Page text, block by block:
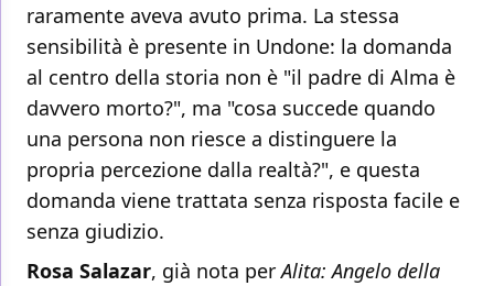
raramente aveva avuto prima. La stessa
sensibilità è presente in Undone: la domanda
al centro della storia non è "il padre di Alma è
davvero morto?", ma "cosa succede quando
una persona non riesce a distinguere la
propria percezione dalla realtà?", e questa
domanda viene trattata senza risposta facile e
senza giudizio.
Rosa Salazar, già nota perAlita: Angelo della